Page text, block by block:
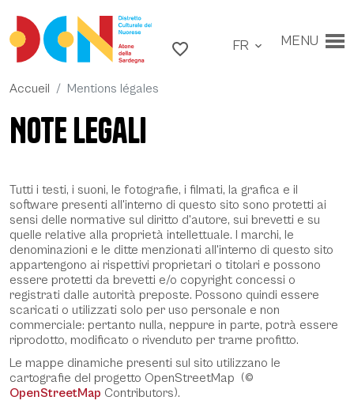
Aller au menu principal
Aller au pied de page
favorite_border FR expand_more MENU
Accueil Mentions légales
Note legali
Tutti i testi, i suoni, le fotografie, i filmati, la grafica e il
software presenti all'interno di questo sito sono protetti ai
sensi delle normative sul diritto d'autore, sui brevetti e su
quelle relative alla proprietà intellettuale. I marchi, le
denominazioni e le ditte menzionati all'interno di questo sito
appartengono ai rispettivi proprietari o titolari e possono
essere protetti da brevetti e/o copyright concessi o
registrati dalle autorità preposte. Possono quindi essere
scaricati o utilizzati solo per uso personale e non
commerciale: pertanto nulla, neppure in parte, potrà essere
riprodotto, modificato o rivenduto per trarne profitto.
Le mappe dinamiche presenti sul sito utilizzano le
cartografie del progetto OpenStreetMap (©
OpenStreetMap Contributors).